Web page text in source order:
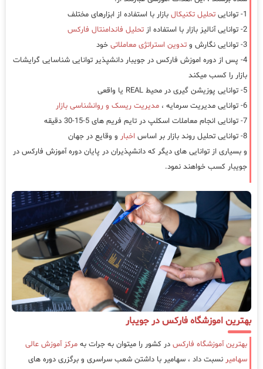
1- توانایی
تحلیل تکنیکال بازار با استفاده از ابزارهای مختلف
2- توانایی آنالیز بازار با استفاده از
تحلیل فاندامنتال فارکس
3- توانایی نگارش و
تدوین استراتژی معاملاتی خود
4- پس از دوره اموزش فارکس در جویبار دانشپذیر توانایی شناسایی گرایشات
بازار را کسب میکند
5- توانایی پوزیشن گیری در محیط REAL یا واقعی
6- توانایی مدیریت سرمایه ،
مدیریت ریسک و روانشناسی بازار
7- توانایی انجام معاملات اسکلپ در تایم فریم های 5-15-30 دقیقه
8- توانایی تحلیل روند بازار بر اساس
اخبار و وقایع در جهان
و بسیاری از توانایی های دیگر که دانشپذیران در پایان دوره آموزش فارکس در
جویبار کسب خواهند نمود.
بهترین اموزشگاه فارکس در جویبار
بهترین آموزشگاه فارکس در کشور را میتوان به جرات به مرکز آموزش عالی
سهامیر نسبت داد ، سهامیر با داشتن شعب سراسری و برگزری دوره های